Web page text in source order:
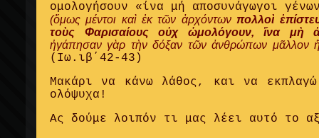
ομολογήσουν «ίνα μή αποσυνάγωγοι
(ὅμως μέντοι καὶ ἐκ τῶν ἀρχόντων πολλοὶ
τοὺς Φαρισαίους οὐχ ὡμολόγουν, ἵνα μὴ
ἠγάπησαν γὰρ τὴν δόξαν τῶν ἀνθρώπων μᾶλλον
(Ιω.ιβ΄42-43)
Μακάρι να κάνω λάθος, και να
ολόψυχα!
Ας δούμε λοιπόν τι μας λέει αυτό το